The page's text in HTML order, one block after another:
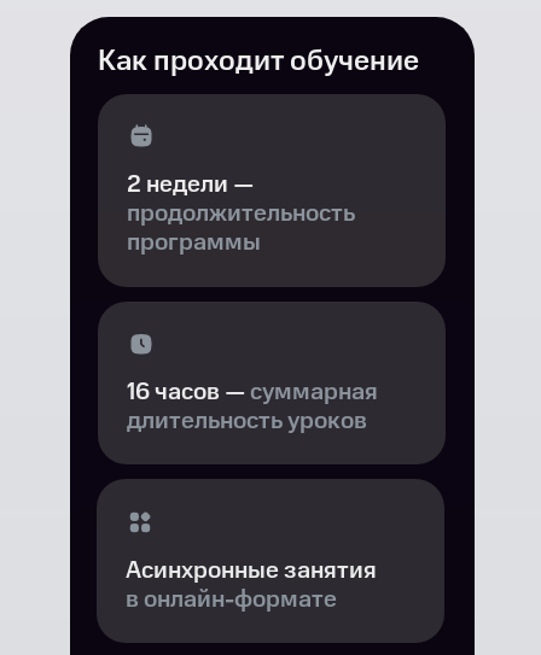
Как проходит обучение
Асинхронные занятия
в онлайн-формате
2 недели —
продолжительность
программы
16 часов —суммарная
длительность уроков